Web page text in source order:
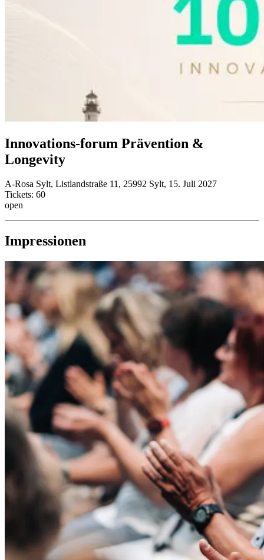
Innovations-forum Prävention &
Longevity
A-Rosa Sylt, Listlandstraße 11, 25992 Sylt, 15. Juli 2027
Tickets: 60
open
Impressionen